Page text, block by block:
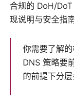
合规的 DoH/
现说明与安全指
你需要了解的
DNS 策略要
的前提下分层